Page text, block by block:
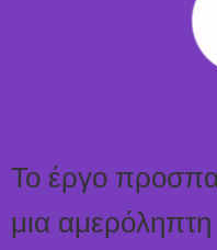
Το έργο
μια